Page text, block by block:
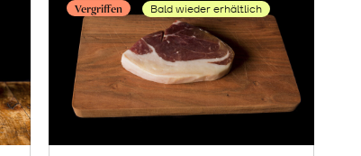
erfahren
Vergriffen Bald wieder erhältlich